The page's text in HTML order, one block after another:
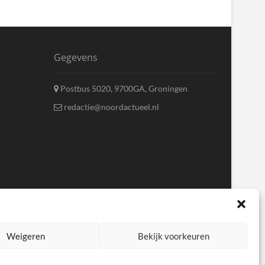
Weigeren Bekijk voorkeuren
Gegevens
Postbus 5020, 9700GA, Groningen
redactie@noordactueel.nl